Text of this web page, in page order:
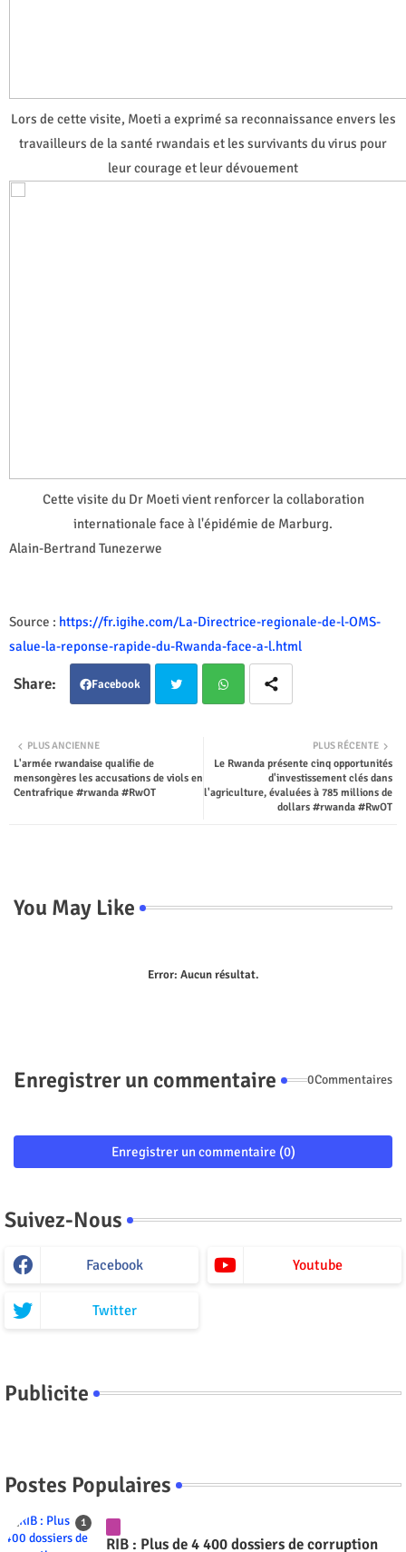
Lors de cette visite, Moeti a exprimé sa reconnaissance envers les
travailleurs de la santé rwandais et les survivants du virus pour
leur courage et leur dévouement
Cette visite du Dr Moeti vient renforcer la collaboration
internationale face à l'épidémie de Marburg.
Alain-Bertrand Tunezerwe
Source : https://fr.igihe.com/La-Directrice-regionale-de-l-OMS-
salue-la-reponse-rapide-du-Rwanda-face-a-l.html
Facebook
tsap
PLUS RÉCENTE
Le Rwanda présente cinq opportunités
d'investissement clés dans
l'agriculture, évaluées à 785 millions de
dollars #rwanda #RwOT
PLUS ANCIENNE
L'armée rwandaise qualifie de
mensongères les accusations de viols en
Centrafrique #rwanda #RwOT
You May Like
Error: Aucun résultat.
Enregistrer un commentaire 0Commentaires
Enregistrer un commentaire (0)
Suivez-Nous
Facebook Youtube
Twitter
Publicite
Postes Populaires
RIB : Plus de 4 400 dossiers de corruption